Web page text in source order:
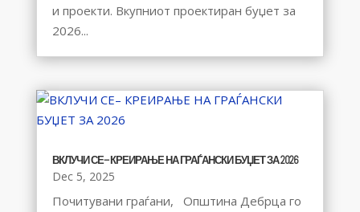
и проекти. Вкупниот проектиран буџет за
2026...
ВКЛУЧИ СЕ– КРЕИРАЊЕ НА ГРАЃАНСКИ БУЏЕТ ЗА 2026
Dec 5, 2025
Почитувани граѓани, Општина Дебрца го